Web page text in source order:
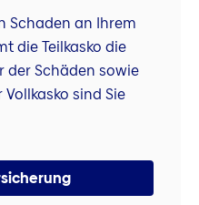
Schaden an Ihrem
die Teilkasko die
der Schäden sowie
sind Sie